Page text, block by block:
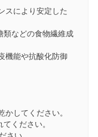
スにより安定した
類などの食物繊維成
機能や抗酸化防御
してください。
ください。